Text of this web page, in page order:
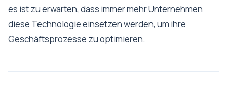
es ist zu erwarten, dass immer mehr Unternehmen
diese Technologie einsetzen werden, um ihre
Geschäftsprozesse zu optimieren.